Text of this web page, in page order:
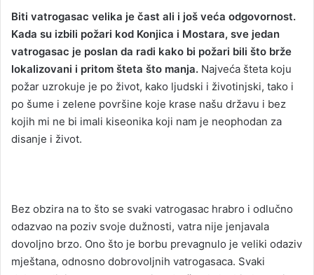
Biti vatrogasac velika je čast ali i još veća odgovornost.
Kada su izbili požari kod Konjica i Mostara, sve jedan
vatrogasac je poslan da radi kako bi požari bili što brže
lokalizovani i pritom šteta što manja. Najveća šteta koju
požar uzrokuje je po život, kako ljudski i životinjski, tako i
po šume i zelene površine koje krase našu državu i bez
kojih mi ne bi imali kiseonika koji nam je neophodan za
disanje i život.
Bez obzira na to što se svaki vatrogasac hrabro i odlučno
odazvao na poziv svoje dužnosti, vatra nije jenjavala
dovoljno brzo. Ono što je borbu prevagnulo je veliki odaziv
mještana, odnosno dobrovoljnih vatrogasaca. Svaki